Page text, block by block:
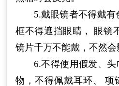
5.戴眼镜者不得戴
框不得遮挡眼睛， 眼镜
镜片千万不能戴，不然
6.不得使用假发、
物，不得佩戴耳环、 项